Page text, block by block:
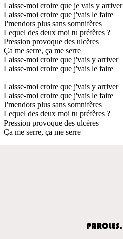
Laisse-moi croire que je vais y arriver
Laisse-moi croire que j'vais le faire
J'mendors plus sans somnifères
Lequel des deux moi tu préfères ?
Pression provoque des ulcères
Ça me serre, ça me serre
Laisse-moi croire que j'vais y arriver
Laisse-moi croire que j'vais le faire
Laisse-moi croire que j'vais y arriver
Laisse-moi croire que j'vais le faire
J'mendors plus sans somnifères
Lequel des deux moi tu préfères ?
Pression provoque des ulcères
Ça me serre, ça me serre